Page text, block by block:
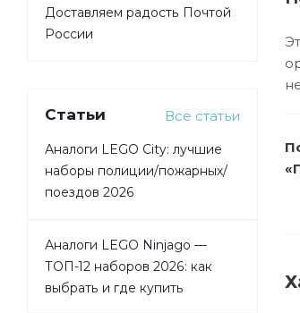
Доставляем радость Почтой
России
Статьи Все статьи
Аналоги LEGO City: лучшие
наборы полиции/пожарных/
поездов 2026
Аналоги LEGO Ninjago —
ТОП-12 наборов 2026: как
выбрать и где купить